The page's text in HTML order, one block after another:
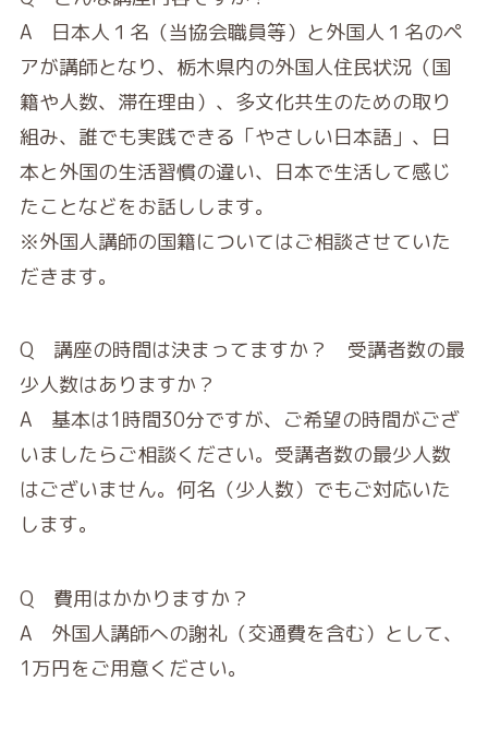
A 日本人１名（当協会職員等）と外国人１名のペ
アが講師となり、栃木県内の外国人住民状況（国
籍や人数、滞在理由）、多文化共生のための取り
組み、誰でも実践できる「やさしい日本語」、日
本と外国の生活習慣の違い、日本で生活して感じ
たことなどをお話しします。
※外国人講師の国籍についてはご相談させていた
だきます。
Q 講座の時間は決まってますか？ 受講者数の最
少人数はありますか？
A 基本は1時間30分ですが、ご希望の時間がござ
いましたらご相談ください。受講者数の最少人数
はございません。何名（少人数）でもご対応いた
します。
Q 費用はかかりますか？
A 外国人講師への謝礼（交通費を含む）として、
1万円をご用意ください。